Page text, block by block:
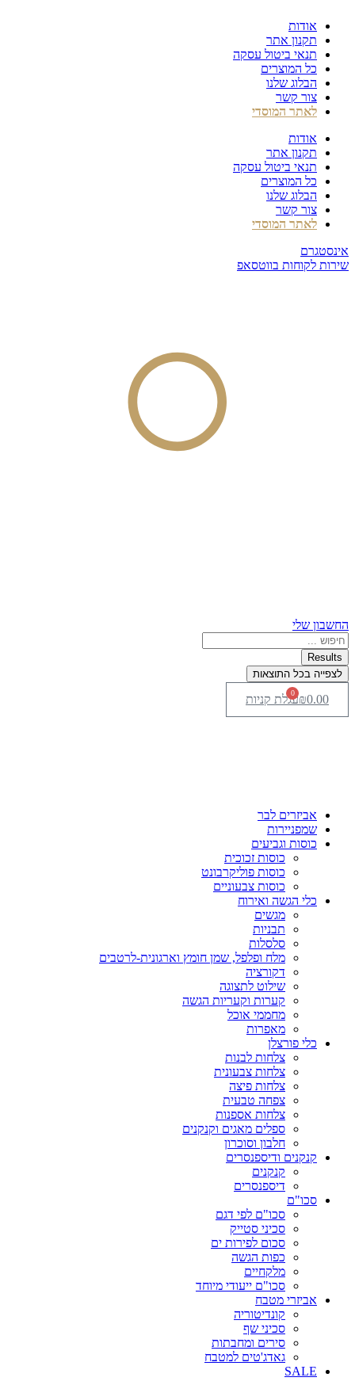
לתוכן
אודות
תקנון אתר
תנאי ביטול עסקה
כל המוצרים
הבלוג שלנו
צור קשר
לאתר המוסדי
אודות
תקנון אתר
תנאי ביטול עסקה
כל המוצרים
הבלוג שלנו
צור קשר
לאתר המוסדי
אינסטגרם
שירות לקוחות בווטסאפ
החשבון שלי
Search
...
Results
לצפייה בכל התוצאות
₪0.00
0
עגלת קניות
אביזרים לבר
שמפניירות
כוסות וגביעים
כוסות זכוכית
כוסות פוליקרבונט
כוסות צבעוניים
כלי הגשה ואירוח
מגשים
תבניות
סלסלות
מלח ופלפל, שמן חומץ וארגונית-לרטבים
דקורציה
שילוט לתצוגה
קערות וקעריות הגשה
מחממי אוכל
מאפרות
כלי פורצלן
צלחות לבנות
צלחות צבעונית
צלחות פיצה
צפחה טבעית
צלחות אספנות
ספלים מאגים וקנקנים
חלבון וסוכרון
קנקנים ודיספנסרים
קנקנים
דיספנסרים
סכו"ם
סכו"ם לפי דגם
סכיני סטייק
סכום לפירות ים
כפות הגשה
מלקחיים
סכו"ם ייעודי מיוחד
אביזרי מטבח
קונדיטוריה
סכיני שף
סירים ומחבתות
גאדג'טים למטבח
SALE